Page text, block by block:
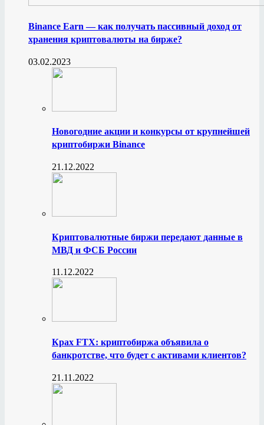
Binance Earn — как получать пассивный доход от
хранения криптовалюты на бирже?
03.02.2023
Новогодние акции и конкурсы от крупнейшей
криптобиржи Binance
21.12.2022
Криптовалютные биржи передают данные в
МВД и ФСБ России
11.12.2022
Крах FTX: криптобиржа объявила о
банкротстве, что будет с активами клиентов?
21.11.2022